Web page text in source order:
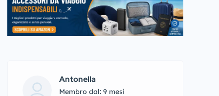
Antonella
Membro dal: 9 mesi